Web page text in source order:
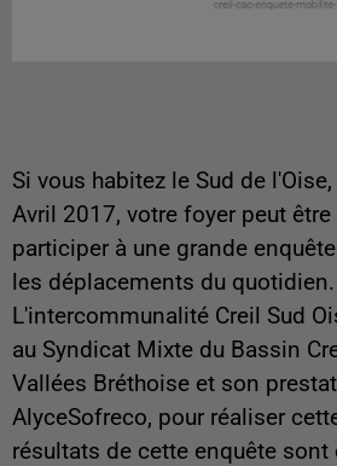
Si vous habitez le Sud de
Avril 2017, votre foyer peut
participer à une grande
les déplacements du quotidien.
L'intercommunalité Creil Sud
au Syndicat Mixte du Bassin
Vallées Bréthoise et son
AlyceSofreco, pour réaliser
résultats de cette enquête